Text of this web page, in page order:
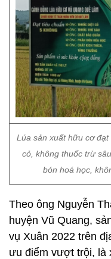
Lúa sản xuất hữu cơ
cỏ, không thuốc trừ
bón hoá học,
Theo ông Nguyễn
huyện Vũ Quang,
vụ Xuân 2022 trên
ưu điểm vượt trội, là